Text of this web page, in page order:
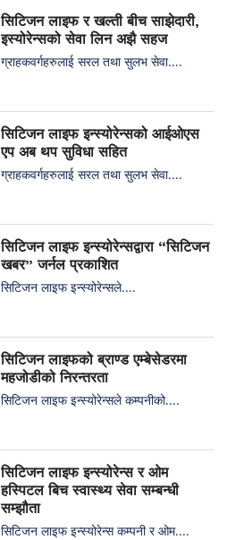
सिटिजन लाइफ र खल्ती बीच साझेदारी,
इस्योरेन्सको सेवा लिन अझै सहज
ग्राहकवर्गहरुलाई सरल तथा सुलभ सेवा....
सिटिजन लाइफ इन्स्योरेन्सको आईओएस
एप अब थप सुविधा सहित
ग्राहकवर्गहरुलाई सरल तथा सुलभ सेवा....
सिटिजन लाइफ इन्स्योरेन्सद्वारा “सिटिजन
खबर” जर्नल प्रकाशित
सिटिजन लाइफ इन्स्योरेन्सले....
सिटिजन लाइफको ब्राण्ड एम्बेसेडरमा
महजोडीको निरन्तरता
सिटिजन लाइफ इन्स्योरेन्सले कम्पनीको....
सिटिजन लाइफ इन्स्योरेन्स र ओम
हस्पिटल बिच स्वास्थ्य सेवा सम्बन्धी
सम्झौता
सिटिजन लाइफ इन्स्योरेन्स कम्पनी र ओम....